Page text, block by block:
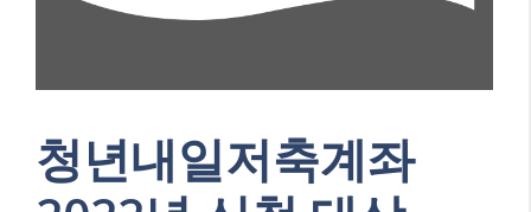
청년내일저축계좌